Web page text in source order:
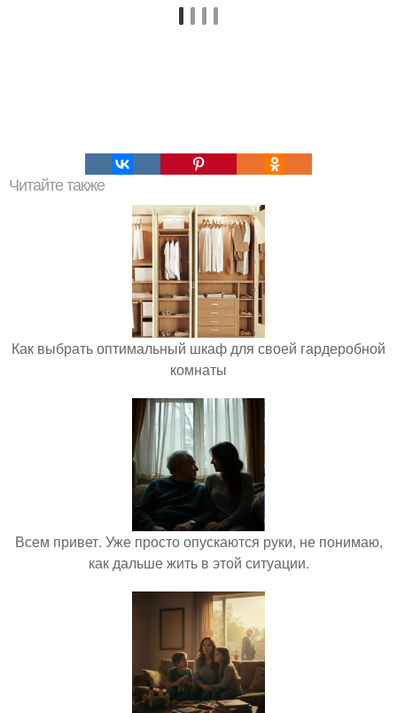
Читайте также
Как выбрать оптимальный шкаф для своей гардеробной
комнаты
Всем привет. Уже просто опускаются руки, не понимаю,
как дальше жить в этой ситуации.